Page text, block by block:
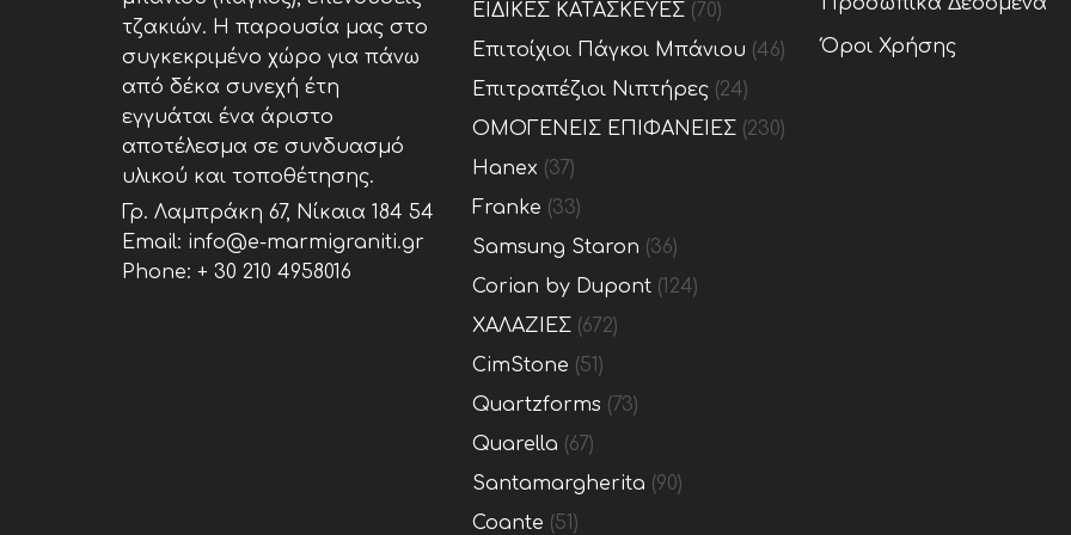
τζακιών. Η παρουσία μας στο
συγκεκριμένο χώρο για πάνω
από δέκα συνεχή έτη
εγγυάται ένα άριστο
αποτέλεσμα σε συνδυασμό
υλικού και τοποθέτησης.
Γρ. Λαμπράκη 67, Νίκαια 184 54
Email: info@e-marmigraniti.gr
Phone: + 30 210 4958016
ΕΙΔΙΚΕΣ ΚΑΤΑΣΚΕΥΕΣ (70)
Επιτοίχιοι Πάγκοι Μπάνιου (46)
Επιτραπέζιοι Νιπτήρες (24)
ΟΜΟΓΕΝΕΙΣ ΕΠΙΦΑΝΕΙΕΣ (230)
Hanex (37)
Franke (33)
Samsung Staron (36)
Corian by Dupont (124)
ΧΑΛΑΖΙΕΣ (672)
CimStone (51)
Quartzforms (73)
Quarella (67)
Santamargherita (90)
Coante (51)
Όροι Χρήσης